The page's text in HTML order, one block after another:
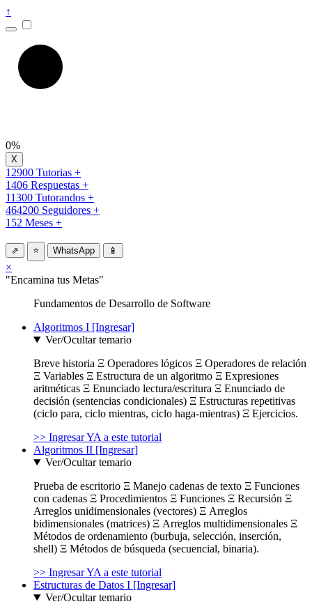
↑
0%
12900 Tutorias +
1406 Respuestas +
11300 Tutorandos +
464200 Seguidores +
152 Meses +
⇗ ⭐ WhatsApp 📱
×
"Encamina tus Metas"
Fundamentos de Desarrollo de Software
Algoritmos I [Ingresar]
Ver/Ocultar temario
Breve historia Ξ Operadores lógicos Ξ Operadores de relación
Ξ Variables Ξ Estructura de un algoritmo Ξ Expresiones
aritméticas Ξ Enunciado lectura/escritura Ξ Enunciado de
decisión (sentencias condicionales) Ξ Estructuras repetitivas
(ciclo para, ciclo mientras, ciclo haga-mientras) Ξ Ejercicios.
>> Ingresar YA a este tutorial
Algoritmos II [Ingresar]
Ver/Ocultar temario
Prueba de escritorio Ξ Manejo cadenas de texto Ξ Funciones
con cadenas Ξ Procedimientos Ξ Funciones Ξ Recursión Ξ
Arreglos unidimensionales (vectores) Ξ Arreglos
bidimensionales (matrices) Ξ Arreglos multidimensionales Ξ
Métodos de ordenamiento (burbuja, selección, inserción,
shell) Ξ Métodos de búsqueda (secuencial, binaria).
>> Ingresar YA a este tutorial
Estructuras de Datos I [Ingresar]
Ver/Ocultar temario